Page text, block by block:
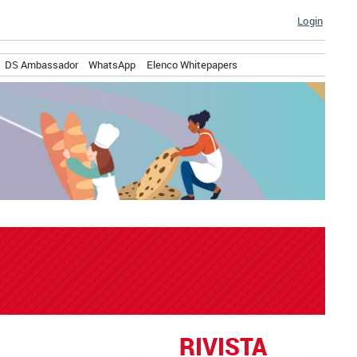
Login
DS Ambassador WhatsApp Elenco Whitepapers
RIVISTA